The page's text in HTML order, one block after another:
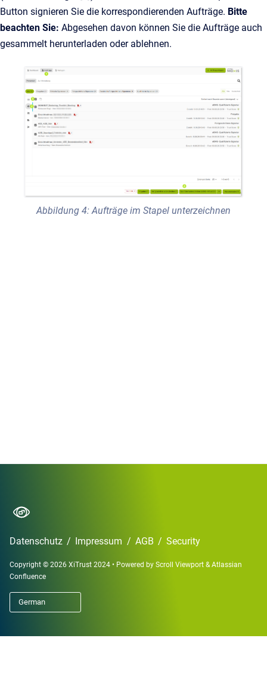
Button signieren Sie die korrespondierenden Aufträge. Bitte
beachten Sie: Abgesehen davon können Sie die Aufträge auch
gesammelt herunterladen oder ablehnen.
Abbildung 4: Aufträge im Stapel unterzeichnen
Datenschutz / Impressum / AGB / Security
Copyright © 2026 XiTrust 2024 • Powered by Scroll Viewport &Atlassian
Confluence
German